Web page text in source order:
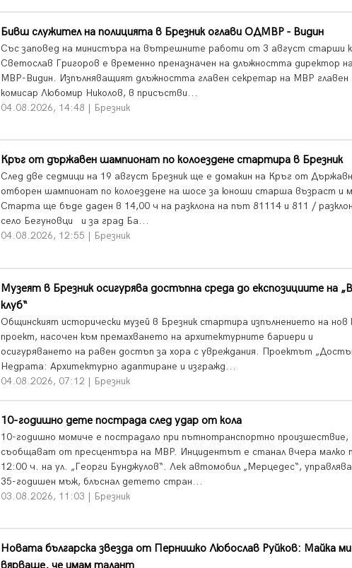
Бивш служител на полицията в Брезник оглави ОДМВР - Видин
Със заповед на министъра на вътрешните работи от 3 август старши
Светослав Григоров е временно преназначен на длъжността директор
МВР-Видин. Изпълняващият длъжността главен секретар на МВР главен
комисар Любомир Николов, в присъстви...
04.08.2026, 14:48 | Брезник
Кръг от държавен шампионат по колоездене стартира в Брезник
След две седмици на 19 август Брезник ще е домакин на Кръг от
отборен шампионат по колоездене на шосе за юноши старша възраст и
Старта ще бъде даден в 14,00 ч на разклона на път 81114 и 811 /
село Бегуновци и за град Ба...
04.08.2026, 12:55 | Брезник
Музеят в Брезник осигурява достъпна среда до експозициите на
клуб“
Общинският исторически музей в Брезник стартира изпълнението на нов
проект, насочен към премахването на архитектурните бариери и
осигуряването на равен достъп за хора с увреждания. Проектът
Недрата: Архитектурно адаптиране и изгражд...
04.08.2026, 07:12 | Брезник
10-годишно дете пострада след удар от кола
10-годишно момиче е пострадало при пътнотранспортно произшествие,
съобщават от пресцентъра на МВР. Инцидентът е станал вчера малко
12:00 ч. на ул. „Георги Бунджулов“. Лек автомобил „Мерцедес“,
35-годишен мъж, блъснал детето стран...
03.08.2026, 11:03 | Брезник
Новата българска звезда от Пернишко Любослав Руйков: Майка